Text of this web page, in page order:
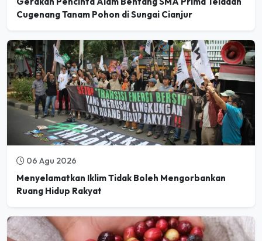
Cugenang Tanam Pohon di Sungai Cianjur
06 Agu 2026
Menyelamatkan Iklim Tidak Boleh Mengorbankan
Ruang Hidup Rakyat